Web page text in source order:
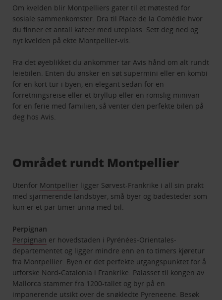
Om kvelden blir Montpelliers gater til et møtested for
sosiale sammenkomster. Dra til Place de la Comédie hvor
du finner et antall kafeer med uteplass. Sett deg ned og
nyt kvelden på ekte Montpellier-vis.
Fra det øyeblikket du ankommer tar Avis hånd om alt rundt
leiebilen. Enten du ønsker en søt supermini eller en kombi
for en kort tur i byen, en elegant sedan for en
forretningsreise eller et bryllup eller en romslig minivan
for en ferie med familien, så venter den perfekte bilen på
deg hos Avis.
Området rundt Montpellier
Utenfor Montpellier ligger Sørvest-Frankrike i all sin prakt
med sjarmerende landsbyer, små byer og badesteder som
kun er et par timer unna med bil.
Perpignan
Perpignan er hovedstaden i Pyrénées-Orientales-
departementet og ligger mindre enn en to timers kjøretur
fra Montpellier. Byen er det perfekte utgangspunktet for å
utforske Nord-Catalonia i Frankrike. Palasset til kongen av
Mallorca stammer fra 1200-tallet og byr på en
imponerende utsikt over de snøkledte Pyreneene. Besøk